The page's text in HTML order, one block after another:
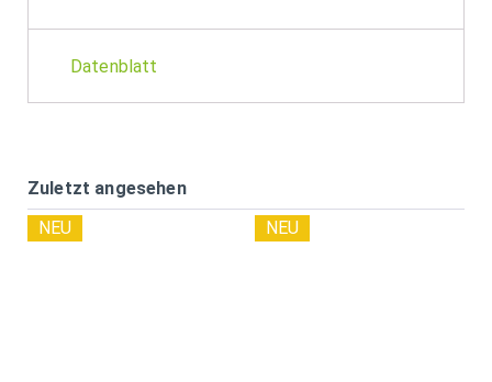
Datenblatt
Zuletzt angesehen
NEU NEU